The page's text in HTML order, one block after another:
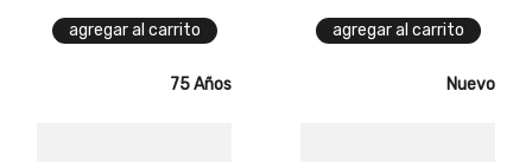
agregar al carrito agregar al carrito
75 Años Nuevo